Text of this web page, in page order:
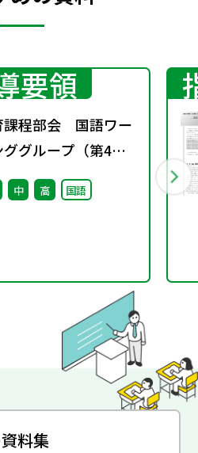
要領
課程部会 国語ワー
ググループ（第4
配付資料
中 高 国語
料集